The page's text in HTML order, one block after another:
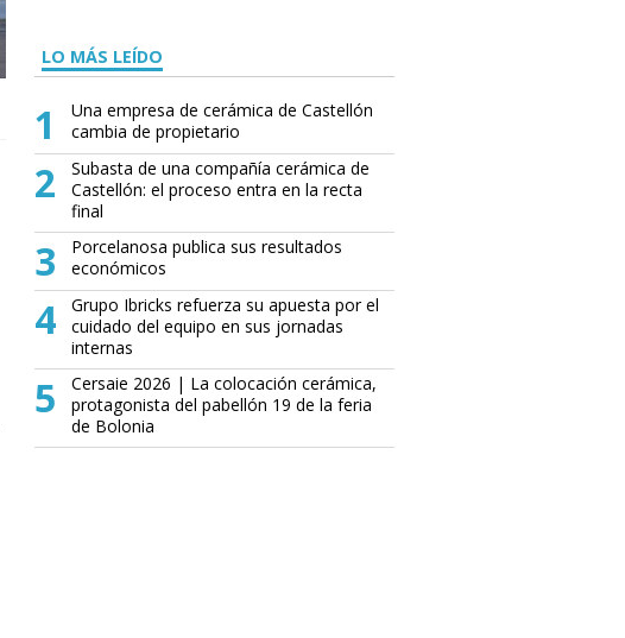
LO MÁS LEÍDO
1
Una empresa de cerámica de Castellón
cambia de propietario
2
Subasta de una compañía cerámica de
Castellón: el proceso entra en la recta
final
3
Porcelanosa publica sus resultados
económicos
4
Grupo Ibricks refuerza su apuesta por el
cuidado del equipo en sus jornadas
internas
5
Cersaie 2026 | La colocación cerámica,
protagonista del pabellón 19 de la feria
de Bolonia